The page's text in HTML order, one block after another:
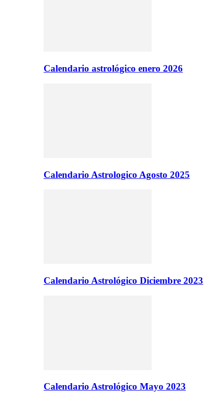
Calendario astrológico enero 2026
Calendario Astrologico Agosto 2025
Calendario Astrológico Diciembre 2023
Calendario Astrológico Mayo 2023